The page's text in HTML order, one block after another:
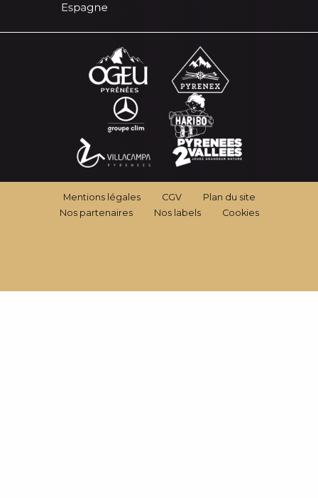
Mentions légales CGV
Plan du site
Nos partenaires
Nos labels Cookies